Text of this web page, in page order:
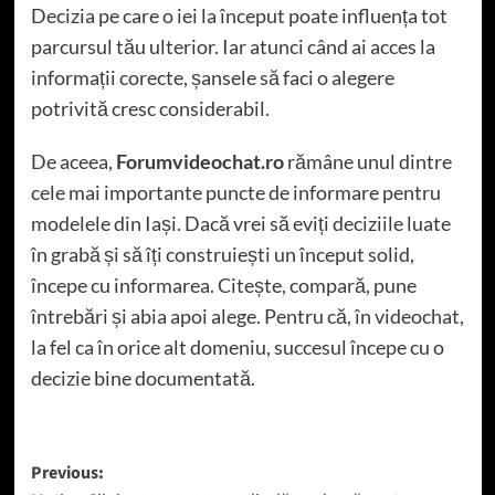
Decizia pe care o iei la început poate influența tot
parcursul tău ulterior. Iar atunci când ai acces la
informații corecte, șansele să faci o alegere
potrivită cresc considerabil.
De aceea, Forumvideochat.rorămâne unul dintre
cele mai importante puncte de informare pentru
modelele din Iași. Dacă vrei să eviți deciziile luate
în grabă și să îți construiești un început solid,
începe cu informarea. Citește, compară, pune
întrebări și abia apoi alege. Pentru că, în videochat,
la fel ca în orice alt domeniu, succesul începe cu o
decizie bine documentată.
Post
Previous: